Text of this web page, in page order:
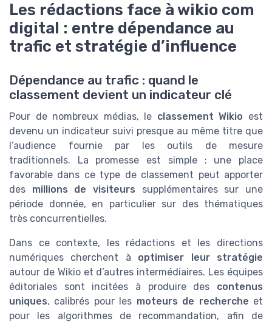
Les rédactions face à wikio com
digital : entre dépendance au
trafic et stratégie d’influence
Dépendance au trafic : quand le
classement devient un indicateur clé
Pour de nombreux médias, le classement Wikio est
devenu un indicateur suivi presque au même titre que
l’audience fournie par les outils de mesure
traditionnels. La promesse est simple : une place
favorable dans ce type de classement peut apporter
des millions de visiteurs supplémentaires sur une
période donnée, en particulier sur des thématiques
très concurrentielles.
Dans ce contexte, les rédactions et les directions
numériques cherchent à optimiser leur stratégie
autour de Wikio et d’autres intermédiaires. Les équipes
éditoriales sont incitées à produire des contenus
uniques, calibrés pour les moteurs de recherche et
pour les algorithmes de recommandation, afin de